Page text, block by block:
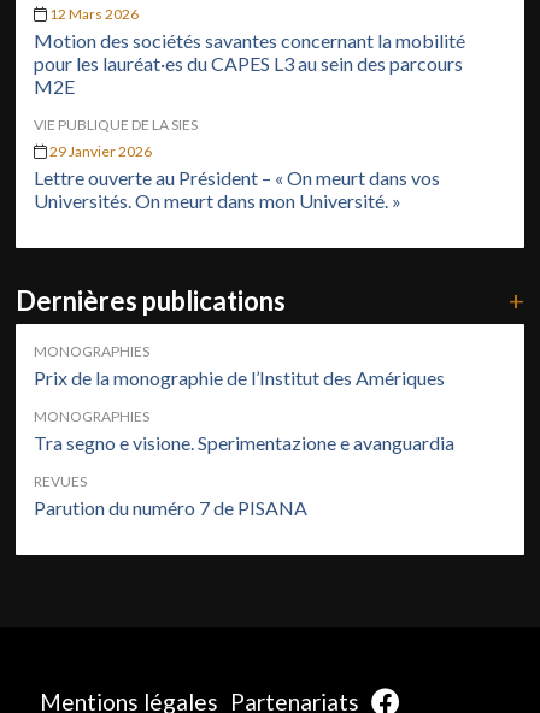
12 Mars 2026
Motion des sociétés savantes concernant la mobilité
pour les lauréat·es du CAPES L3 au sein des parcours
M2E
VIE PUBLIQUE DE LA SIES
29 Janvier 2026
Lettre ouverte au Président – « On meurt dans vos
Universités. On meurt dans mon Université. »
Dernières publications +
MONOGRAPHIES
Prix de la monographie de l’Institut des Amériques
MONOGRAPHIES
Tra segno e visione. Sperimentazione e avanguardia
REVUES
Parution du numéro 7 de PISANA
Mentions légales Partenariats